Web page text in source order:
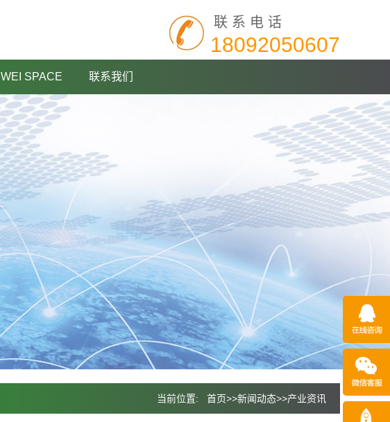
联系电话
18092050607
WEI SPACE 联系我们
当前位置: 首页>>新闻动态>>产业资讯